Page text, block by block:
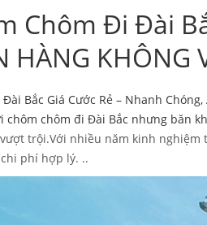
Chôm Đi Đài
HÀNG KHÔNG
Bắc Giá Cước Rẻ – Nhanh Chóng,
chôm chôm đi Đài Bắc nhưng băn
trội.Với nhiều năm kinh nghiệm
phí hợp lý. ..